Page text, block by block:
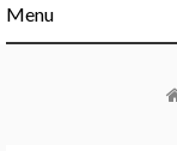
Menu